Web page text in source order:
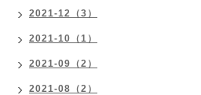
2021-12（3）
2021-10（1）
2021-09（2）
2021-08（2）